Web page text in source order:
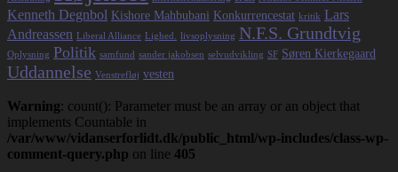
Kenneth Degnbol Kishore Mahbubani Konkurrencestat kritik Lars
Andreassen Liberal Alliance Lighed. livsoplysning N.F.S. Grundtvig
Oplysning Politik samfund sander jakobsen selvudvikling SF Søren Kierkegaard
Uddannelse Venstrefløj vesten
Warning: count(): Parameter must be an array or an object that
implements Countable in
/var/www/vidanserforlidt.dk/public_html/wp-includes/class-wp-
comment-query.php on line 405